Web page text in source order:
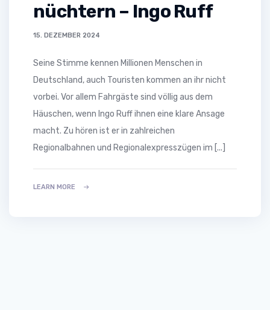
nüchtern – Ingo Ruff
15. DEZEMBER 2024
Seine Stimme kennen Millionen Menschen in
Deutschland, auch Touristen kommen an ihr nicht
vorbei. Vor allem Fahrgäste sind völlig aus dem
Häuschen, wenn Ingo Ruff ihnen eine klare Ansage
macht. Zu hören ist er in zahlreichen
Regionalbahnen und Regionalexpresszügen im [...]
LEARN MORE